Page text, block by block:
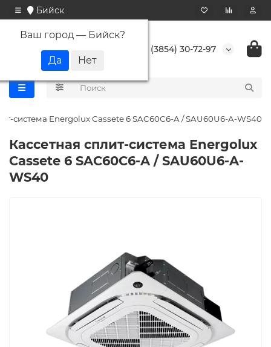
Бийск
Ваш город — Бийск?
+7 (3854) 30-72-97
система Energolux Cassete 6 SAC60C6-A / SAU60U6-A-WS40
Кассетная сплит-система Energolux
Cassete 6 SAC60C6-A / SAU60U6-A-
WS40